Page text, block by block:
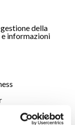
della
informazioni